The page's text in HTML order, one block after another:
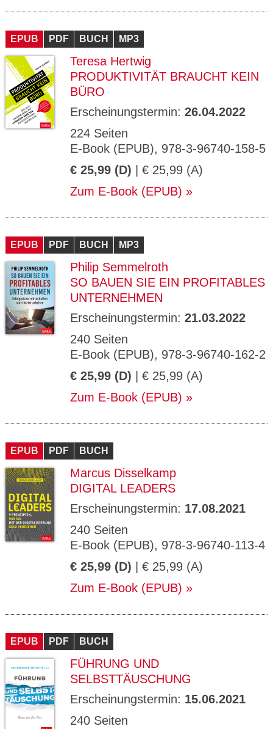
EPUB PDF BUCH MP3
Teresa Hertwig
PRODUKTIVITÄT BRAUCHT KEIN
BÜRO
Erscheinungstermin: 26.04.2022
224 Seiten
E-Book (EPUB), 978-3-96740-158-5
€ 25,99 (D) | € 25,99 (A)
Zum E-Book (EPUB)
EPUB PDF BUCH MP3
Philip Semmelroth
SO BAUEN SIE EIN PROFITABLES
UNTERNEHMEN
Erscheinungstermin: 21.03.2022
240 Seiten
E-Book (EPUB), 978-3-96740-162-2
€ 25,99 (D) | € 25,99 (A)
Zum E-Book (EPUB)
EPUB PDF BUCH
Marcus Disselkamp
DIGITAL LEADERS
Erscheinungstermin: 17.08.2021
240 Seiten
E-Book (EPUB), 978-3-96740-113-4
€ 25,99 (D) | € 25,99 (A)
Zum E-Book (EPUB)
EPUB PDF BUCH
FÜHRUNG UND
SELBSTTÄUSCHUNG
Erscheinungstermin: 15.06.2021
240 Seiten